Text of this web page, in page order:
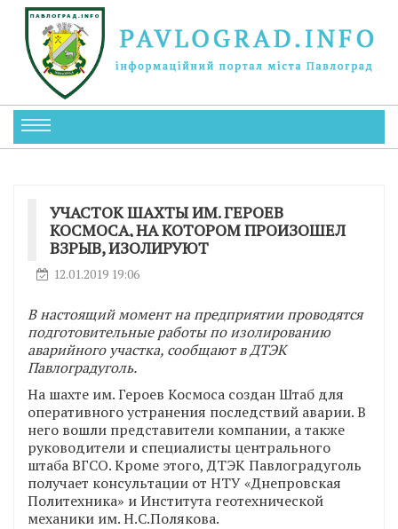
УЧАСТОК ШАХТЫ ИМ. ГЕРОЕВ
КОСМОСА, НА КОТОРОМ ПРОИЗОШЕЛ
ВЗРЫВ, ИЗОЛИРУЮТ
12.01.2019 19:06
В настоящий момент на предприятии проводятся
подготовительные работы по изолированию
аварийного участка, сообщают в ДТЭК
Павлоградуголь.
На шахте им. Героев Космоса создан Штаб для
оперативного устранения последствий аварии. В
него вошли представители компании, а также
руководители и специалисты центрального
штаба ВГСО. Кроме этого, ДТЭК Павлоградуголь
получает консультации от НТУ «Днепровская
Политехника» и Института геотехнической
механики им. Н.С.Полякова.